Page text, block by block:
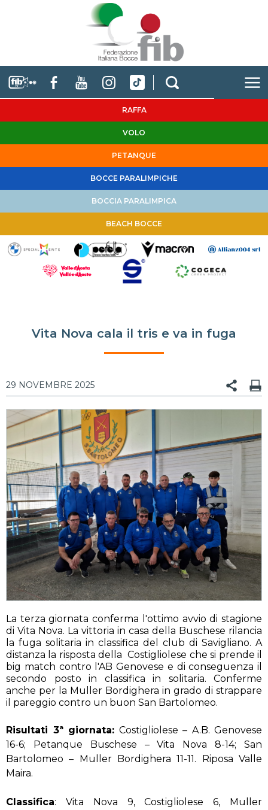
RAFFA
VOLO
PETANQUE
BOCCE PARALIMPICHE
BOCCIA PARALIMPICA
BEACH BOCCE
Vita Nova cala il tris e va in fuga
29 NOVEMBRE 2025
La terza giornata conferma l'ottimo avvio di stagione
di Vita Nova. La vittoria in casa della Buschese rilancia
la fuga solitaria in classifica del club di Savigliano. A
distanza la risposta della Costigliolese che si prende il
big match contro l'AB Genovese e di conseguenza il
secondo posto in classifica in solitaria. Conferme
anche per la Muller Bordighera in grado di strappare
il pareggio contro un buon San Bartolomeo.
Risultati 3ª giornata: Costigliolese – A.B. Genovese
16-6; Petanque Buschese – Vita Nova 8-14; San
Bartolomeo – Muller Bordighera 11-11. Riposa Valle
Maira.
Classifica: Vita Nova 9, Costigliolese 6, Muller